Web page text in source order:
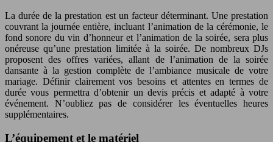
La durée de la prestation est un facteur déterminant. Une prestation
couvrant la journée entière, incluant l’animation de la cérémonie, le
fond sonore du vin d’honneur et l’animation de la soirée, sera plus
onéreuse qu’une prestation limitée à la soirée. De nombreux DJs
proposent des offres variées, allant de l’animation de la soirée
dansante à la gestion complète de l’ambiance musicale de votre
mariage. Définir clairement vos besoins et attentes en termes de
durée vous permettra d’obtenir un devis précis et adapté à votre
événement. N’oubliez pas de considérer les éventuelles heures
supplémentaires.
L’équipement et le matériel